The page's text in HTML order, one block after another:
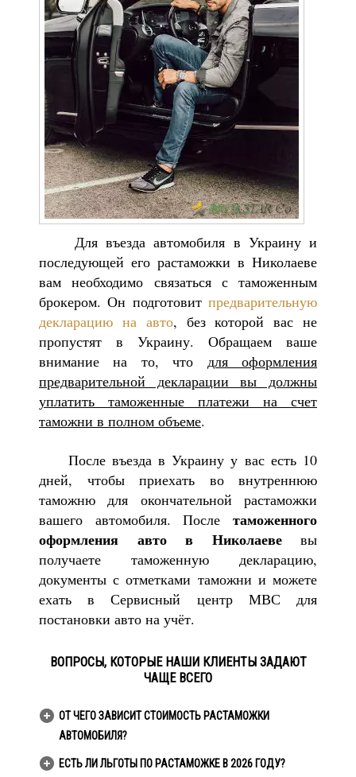
Для въезда автомобиля в Украину и
последующей его растаможки в Николаеве
вам необходимо связаться с таможенным
брокером. Он подготовит предварительную
декларацию на авто, без которой вас не
пропустят в Украину. Обращаем ваше
внимание на то, что для оформления
предварительной декларации вы должны
уплатить таможенные платежи на счет
таможни в полном объеме.
После въезда в Украину у вас есть 10
дней, чтобы приехать во внутреннюю
таможню для окончательной растаможки
вашего автомобиля. После таможенного
оформления авто в Николаевевы
получаете таможенную декларацию,
документы с отметками таможни и можете
ехать в Сервисный центр МВС для
постановки авто на учёт.
ВОПРОСЫ, КОТОРЫЕ НАШИ КЛИЕНТЫ ЗАДАЮТ
ЧАЩЕ ВСЕГО
ОТ ЧЕГО ЗАВИСИТ СТОИМОСТЬ РАСТАМОЖКИ
АВТОМОБИЛЯ?
ЕСТЬ ЛИ ЛЬГОТЫ ПО РАСТАМОЖКЕ В 2026 ГОДУ?